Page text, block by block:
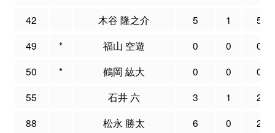
42
木谷 隆之介 5 1
5
49
* 福山 空遊 0 0
0
50
* 鶴岡 紘大 0 0
0
55
石井 六 3 1
2
88
松永 勝太 6 0 2